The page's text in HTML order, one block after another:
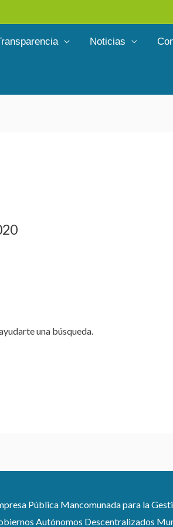
Noticias
una búsqueda.
Pública Mancomunada para la
Autónomos Descentralizados